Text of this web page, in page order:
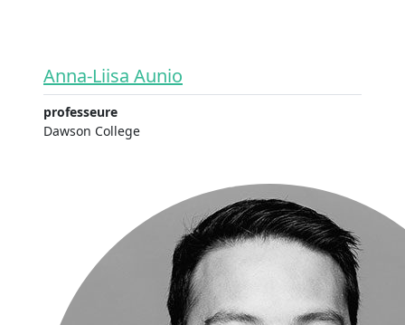
Anna-Liisa Aunio
professeure
Dawson College